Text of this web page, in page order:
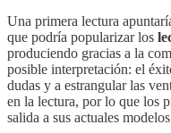
Una primera lectura
que podría popularizar los
produciendo gracias a la
posible interpretación: el
dudas y a estrangular las
en la lectura, por lo que los
salida a sus actuales